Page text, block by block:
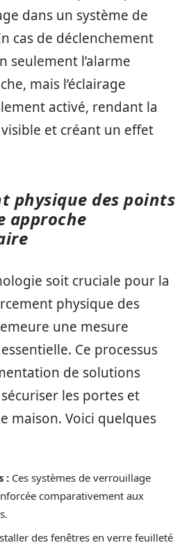
dans un système de
cas de déclenchement
seulement l’alarme
mais l’éclairage
activé, rendant la
et créant un effet
physique des points
approche
soit cruciale pour la
physique des
une mesure
Ce processus
de solutions
les portes et
maison. Voici quelques
: Ces systèmes de verrouillage
comparativement aux
des fenêtres en verre feuilleté